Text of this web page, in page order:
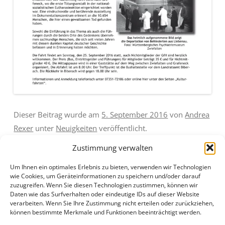
Zustimmung verwalten
Um Ihnen ein optimales Erlebnis zu bieten, verwenden wir Technologien
wie Cookies, um Geräteinformationen zu speichern und/oder darauf
zuzugreifen. Wenn Sie diesen Technologien zustimmen, können wir
Daten wie das Surfverhalten oder eindeutige IDs auf dieser Website
verarbeiten. Wenn Sie Ihre Zustimmung nicht erteilen oder zurückziehen,
können bestimmte Merkmale und Funktionen beeinträchtigt werden.
Dieser Beitrag wurde am 5. September 2016 vonAndrea
Rexer unter Neuigkeiten veröffentlicht.
Beitragsnavigation
←Noch freie Plätze für die
nächsten Kulturfahrten
Programm des Knecht-
Symposiums am 12.